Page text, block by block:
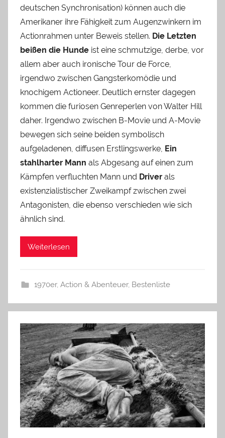
deutschen Synchronisation) können auch die
Amerikaner ihre Fähigkeit zum Augenzwinkern im
Actionrahmen unter Beweis stellen. Die Letzten
beißen die Hunde ist eine schmutzige, derbe, vor
allem aber auch ironische Tour de Force,
irgendwo zwischen Gangsterkomödie und
knochigem Actioneer. Deutlich ernster dagegen
kommen die furiosen Genreperlen von Walter Hill
daher. Irgendwo zwischen B-Movie und A-Movie
bewegen sich seine beiden symbolisch
aufgeladenen, diffusen Erstlingswerke, Ein
stahlharter Mann als Abgesang auf einen zum
Kämpfen verfluchten Mann und Driver als
existenzialistischer Zweikampf zwischen zwei
Antagonisten, die ebenso verschieden wie sich
ähnlich sind.
Weiterlesen
1970er, Action & Abenteuer, Bestenliste